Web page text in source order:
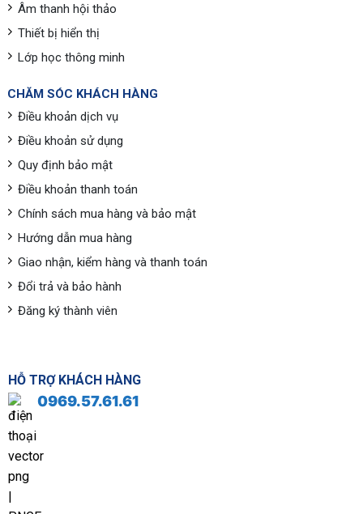
Âm thanh hội thảo
Thiết bị hiển thị
Lớp học thông minh
CHĂM SÓC KHÁCH HÀNG
Điều khoản dịch vụ
Điều khoản sử dụng
Quy định bảo mật
Điều khoản thanh toán
Chính sách mua hàng và bảo mật
Hướng dẫn mua hàng
Giao nhận, kiểm hàng và thanh toán
Đổi trả và bảo hành
Đăng ký thành viên
HỖ TRỢ KHÁCH HÀNG
0969.57.61.61